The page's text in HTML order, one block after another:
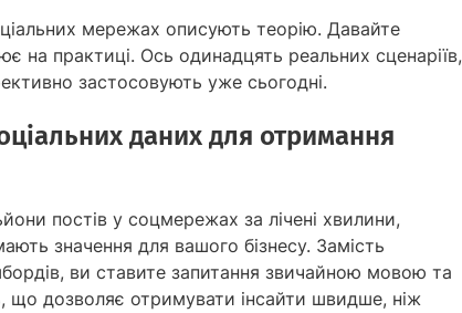
мережах описують теорію. Давайте
на практиці. Ось одинадцять реальних сценаріїв,
застосовують уже сьогодні.
даних для отримання
постів у соцмережах за лічені хвилини,
значення для вашого бізнесу. Замість
ви ставите запитання звичайною мовою та
що дозволяє отримувати інсайти швидше, ніж